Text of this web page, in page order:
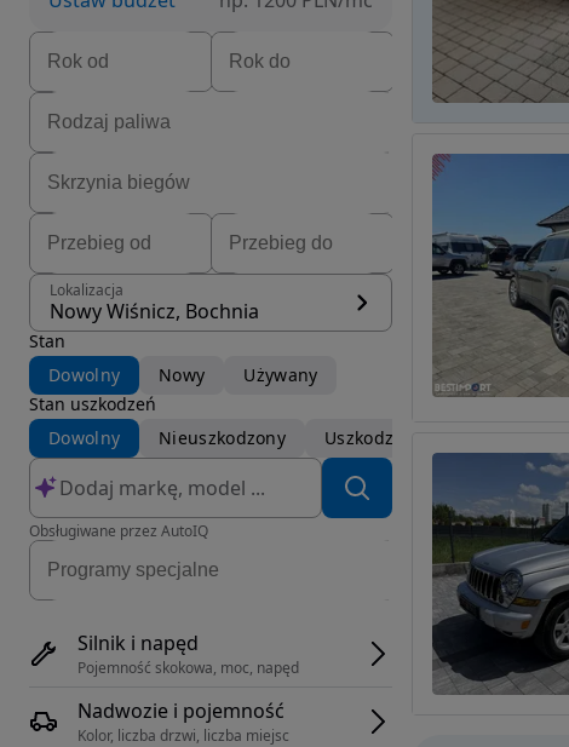
Lokalizacja
Nowy Wiśnicz, Bochnia
Stan
Dowolny
Nowy
Używany
Stan uszkodzeń
Dowolny
Nieuszkodzony Uszkodzony
Obsługiwane przez AutoIQ
Silnik i napęd
Pojemność skokowa, moc, napęd
Nadwozie i pojemność
Kolor, liczba drzwi, liczba miejsc